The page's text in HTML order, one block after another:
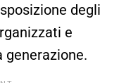
degli
e